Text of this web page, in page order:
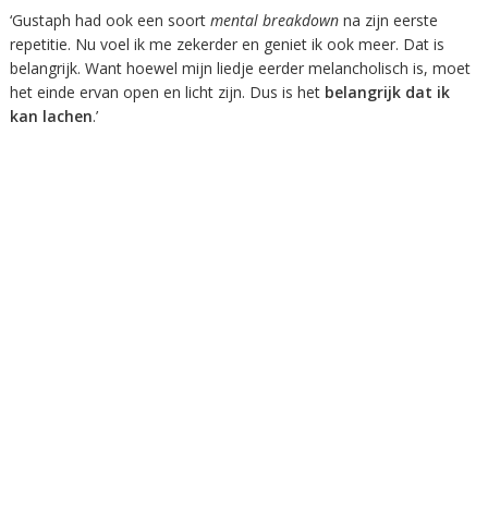
‘Gustaph had ook een soort mental breakdownna zijn eerste
repetitie. Nu voel ik me zekerder en geniet ik ook meer. Dat is
belangrijk. Want hoewel mijn liedje eerder melancholisch is, moet
het einde ervan open en licht zijn. Dus is het belangrijk dat ik
kan lachen.’